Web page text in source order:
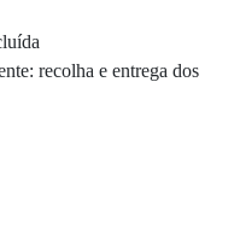
recolha e entrega dos